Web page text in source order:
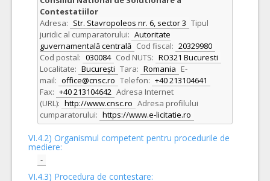
Contestatiilor
Adresa: Str. Stavropoleos nr. 6, sector 3 Tipul
juridic al cumparatorului: Autoritate
guvernamentală centrală Cod fiscal: 20329980
Cod postal: 030084 Cod NUTS: RO321 Bucuresti
Localitate: București Tara: Romania E-
mail: office@cnsc.ro Telefon: +40 213104641
Fax: +40 213104642 Adresa Internet
(URL): http://www.cnsc.ro Adresa profilului
cumparatorului: https://www.e-licitatie.ro
VI.4.2) Organismul competent pentru procedurile de
mediere:
-
VI.4.3) Procedura de contestare: